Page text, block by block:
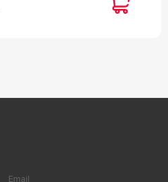
Email